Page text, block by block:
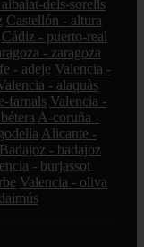
dels-sorells
Castellón - altura
Cádiz - puerto-real
- zaragoza
- adeje Valencia -
- alaquàs
farnals Valencia -
A-coruña -
Alicante -
Badajoz - badajoz
- burjassot
Valencia - oliva